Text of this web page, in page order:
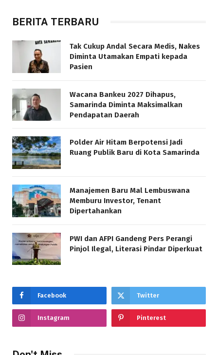
BERITA TERBARU
Tak Cukup Andal Secara Medis, Nakes
Diminta Utamakan Empati kepada
Pasien
Wacana Bankeu 2027 Dihapus,
Samarinda Diminta Maksimalkan
Pendapatan Daerah
Polder Air Hitam Berpotensi Jadi
Ruang Publik Baru di Kota Samarinda
Manajemen Baru Mal Lembuswana
Memburu Investor, Tenant
Dipertahankan
PWI dan AFPI Gandeng Pers Perangi
Pinjol Ilegal, Literasi Pindar Diperkuat
Facebook Twitter
Instagram Pinterest